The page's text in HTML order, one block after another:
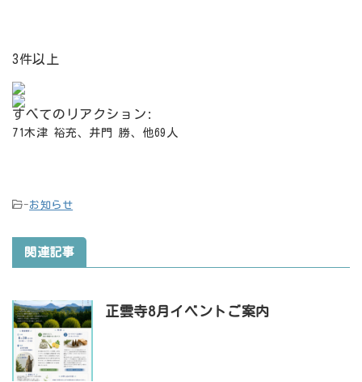
3件以上
すべてのリアクション:
71木津 裕充、井門 勝、他69人
-お知らせ
関連記事
正雲寺8月イベントご案内